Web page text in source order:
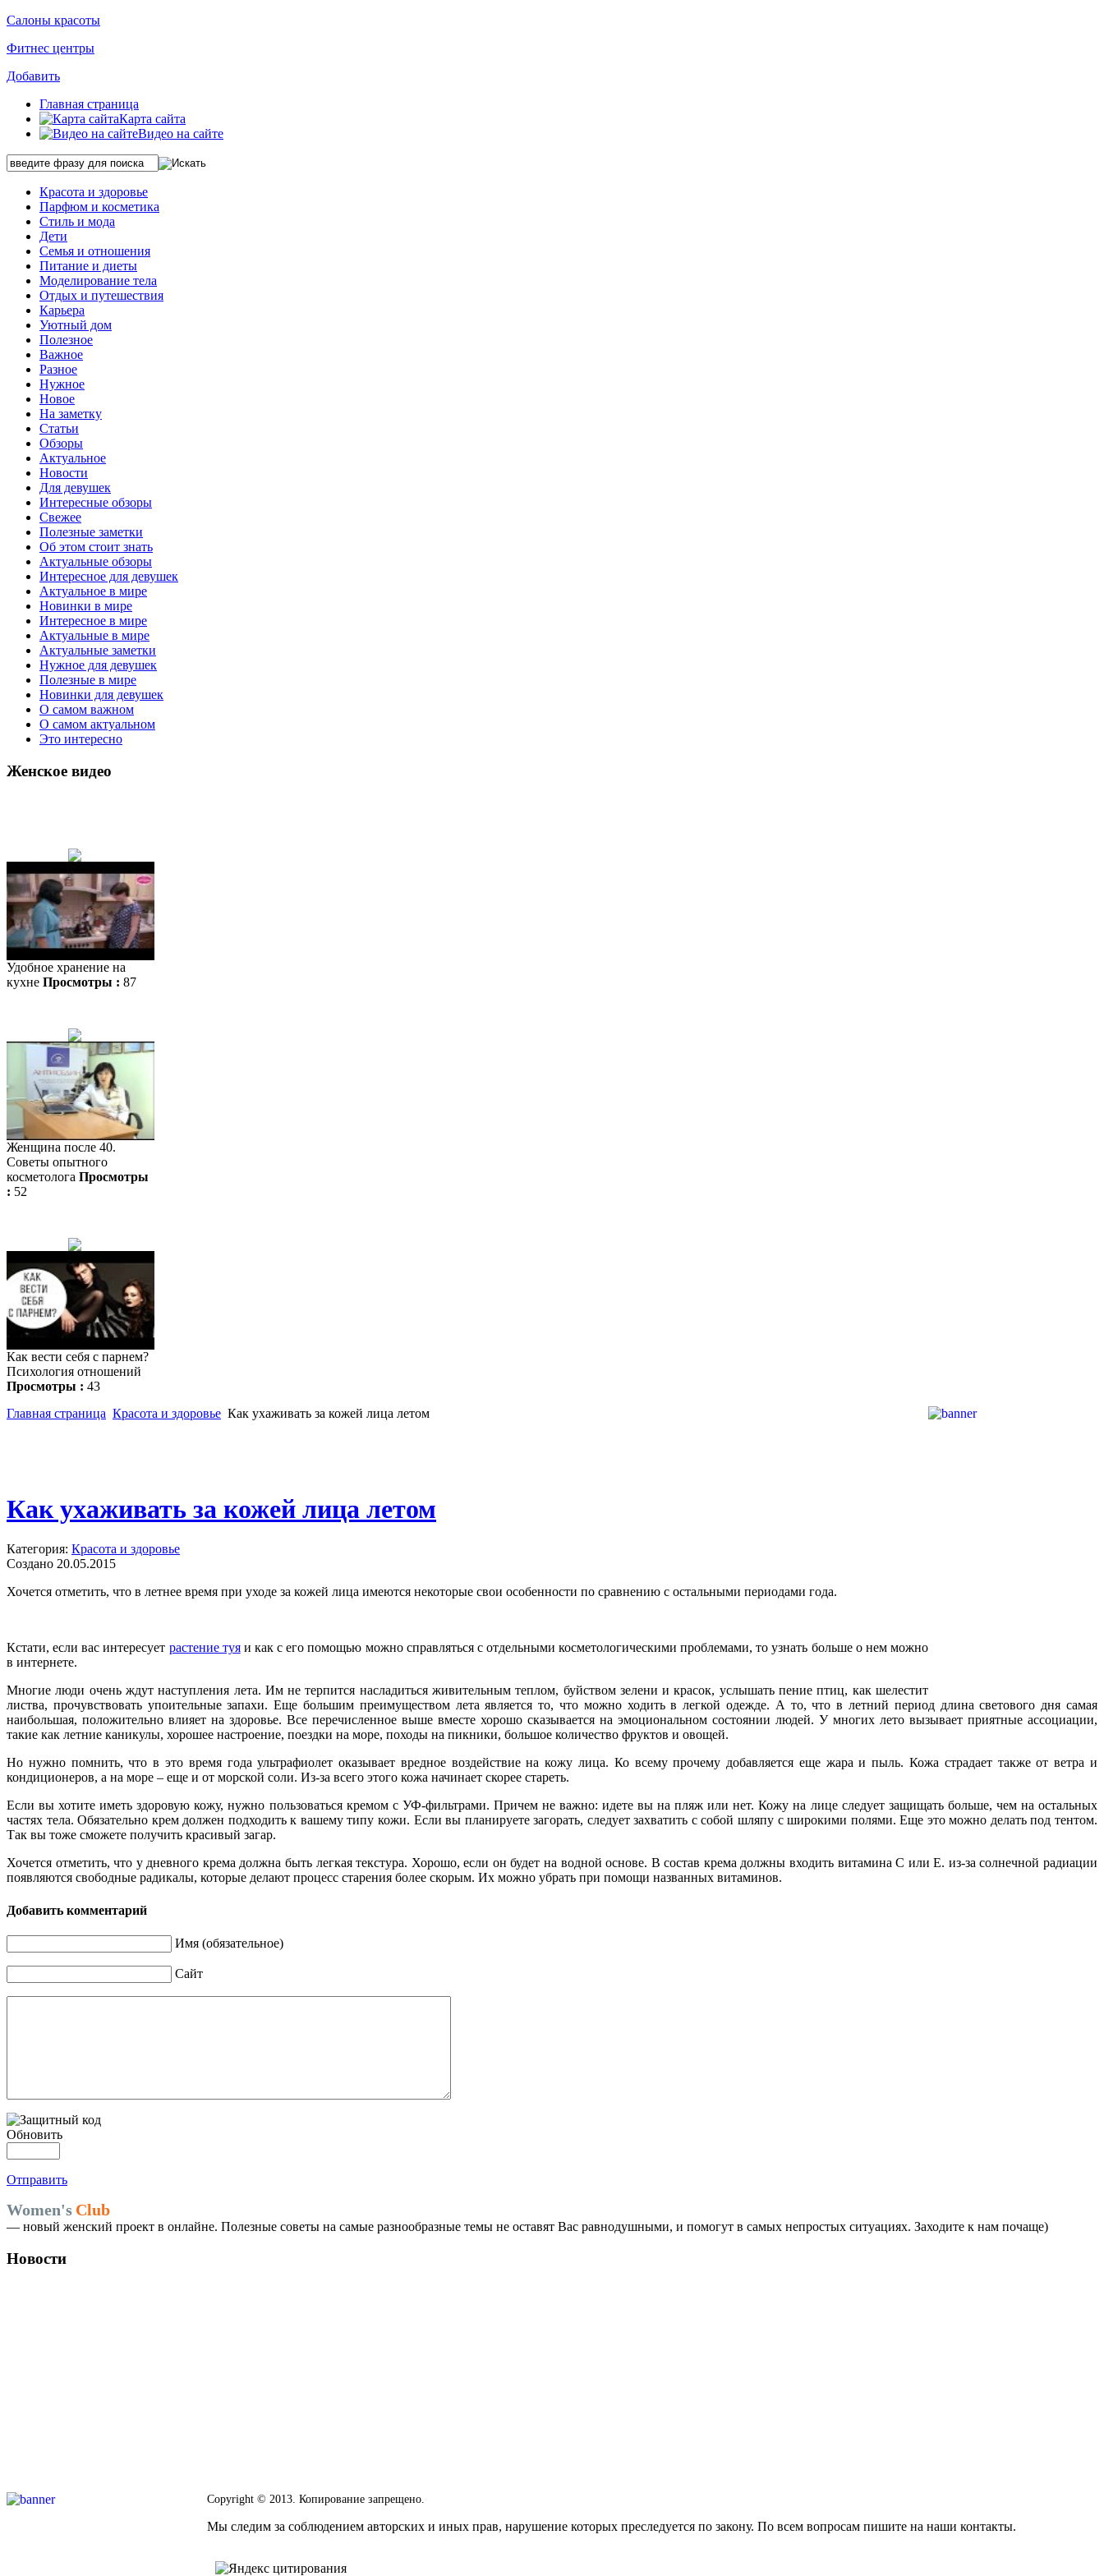
Салоны красоты
Фитнес центры
Добавить
Главная страница
Карта сайта
Видео на сайте
Красота и здоровье
Парфюм и косметика
Стиль и мода
Дети
Семья и отношения
Питание и диеты
Моделирование тела
Отдых и путешествия
Карьера
Уютный дом
Полезное
Важное
Разное
Нужное
Новое
На заметку
Статьи
Обзоры
Актуальное
Новости
Для девушек
Интересные обзоры
Свежее
Полезные заметки
Об этом стоит знать
Актуальные обзоры
Интересное для девушек
Актуальное в мире
Новинки в мире
Интересное в мире
Актуальные в мире
Актуальные заметки
Нужное для девушек
Полезные в мире
Новинки для девушек
О самом важном
О самом актуальном
Это интересно
Женское видео
Удобное хранение на
кухне Просмотры : 87
Женщина после 40.
Советы опытного
косметолога Просмотры
: 52
Как вести себя с парнем?
Психология отношений
Просмотры : 43
Главная страница Красота и здоровье Как ухаживать за кожей лица летом
Как ухаживать за кожей лица летом
Категория: Красота и здоровье
Создано 20.05.2015
Хочется отметить, что в летнее время при уходе за кожей лица имеются некоторые свои особенности по сравнению с остальными периодами года.
Кстати, если вас интересует растение туяи как с его помощью можно справляться с отдельными косметологическими проблемами, то узнать больше о нем можно
в интернете.
Многие люди очень ждут наступления лета. Им не терпится насладиться живительным теплом, буйством зелени и красок, услышать пение птиц, как шелестит
листва, прочувствовать упоительные запахи. Еще большим преимуществом лета является то, что можно ходить в легкой одежде. А то, что в летний период длина светового дня самая
наибольшая, положительно влияет на здоровье. Все перечисленное выше вместе хорошо сказывается на эмоциональном состоянии людей. У многих лето вызывает приятные ассоциации,
такие как летние каникулы, хорошее настроение, поездки на море, походы на пикники, большое количество фруктов и овощей.
Но нужно помнить, что в это время года ультрафиолет оказывает вредное воздействие на кожу лица. Ко всему прочему добавляется еще жара и пыль. Кожа страдает также от ветра и
кондиционеров, а на море – еще и от морской соли. Из-за всего этого кожа начинает скорее стареть.
Если вы хотите иметь здоровую кожу, нужно пользоваться кремом с УФ-фильтрами. Причем не важно: идете вы на пляж или нет. Кожу на лице следует защищать больше, чем на остальных
частях тела. Обязательно крем должен подходить к вашему типу кожи. Если вы планируете загорать, следует захватить с собой шляпу с широкими полями. Еще это можно делать под тентом.
Так вы тоже сможете получить красивый загар.
Хочется отметить, что у дневного крема должна быть легкая текстура. Хорошо, если он будет на водной основе. В состав крема должны входить витамина С или Е. из-за солнечной радиации
появляются свободные радикалы, которые делают процесс старения более скорым. Их можно убрать при помощи названных витаминов.
Добавить комментарий
Имя (обязательное)
Сайт
Обновить
Отправить
Women's Club
— новый женский проект в онлайне. Полезные советы на самые разнообразные темы не оставят Вас равнодушными, и помогут в самых непростых ситуациях. Заходите к нам почаще)
Новости
Copyright © 2013. Копирование запрещено.
Мы следим за соблюдением авторских и иных прав, нарушение которых преследуется по закону. По всем вопросам пишите на наши контакты.